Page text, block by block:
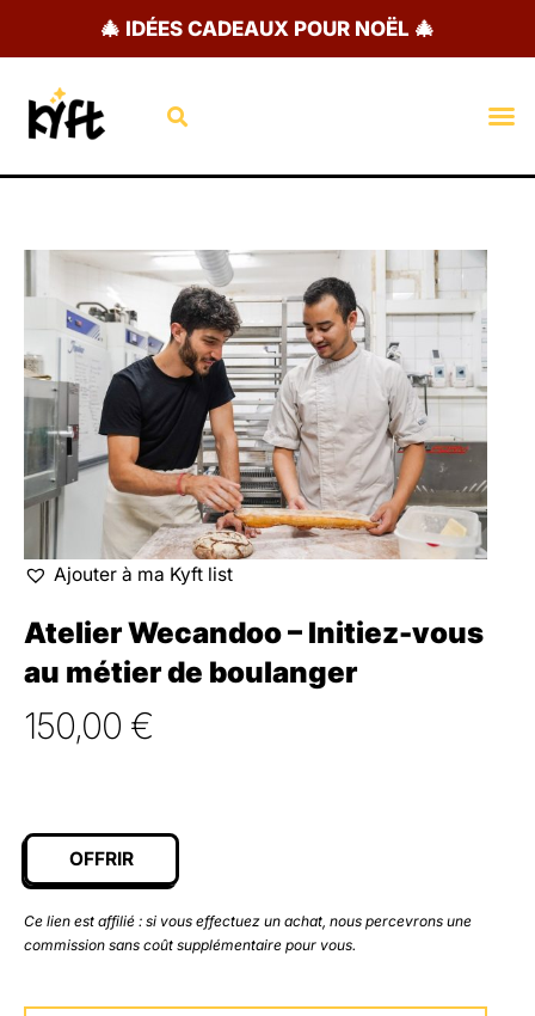
🎄 IDÉES CADEAUX POUR NOËL 🎄
Rechercher
Ajouter à ma Kyft list
Atelier Wecandoo – Initiez-vous
au métier de boulanger
150,00 €
OFFRIR
Ce lien est affilié : si vous effectuez un achat, nous percevrons une
commission sans coût supplémentaire pour vous.